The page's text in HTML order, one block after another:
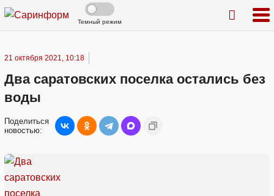
Темный режим
21 октября 2021, 10:18
Два саратовских поселка остались без
воды
Поделиться
новостью: